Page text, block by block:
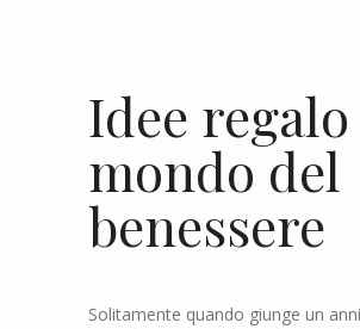
Idee
mondo del
benessere
Solitamente quando giunge un